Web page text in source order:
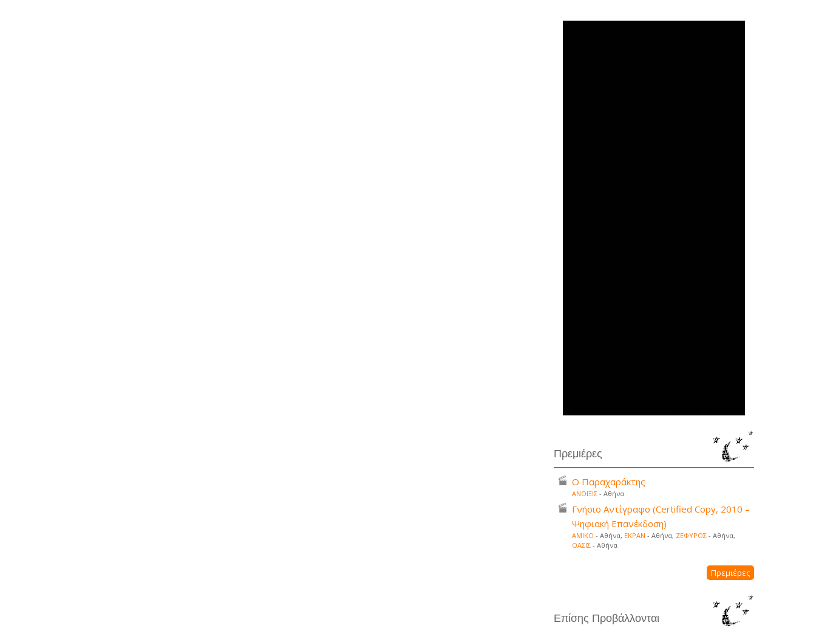
Πρεμιέρες
Ο Παραχαράκτης
ΑΝΟΙΞΙΣ - Αθήνα
Γνήσιο Αντίγραφο (Certified Copy, 2010 –
Ψηφιακή Επανέκδοση)
ΑΜΙΚΟ - Αθήνα, ΕΚΡΑΝ - Αθήνα, ΖΕΦΥΡΟΣ - Αθήνα,
ΟΑΣΙΣ - Αθήνα
Πρεμιέρες
Επίσης Προβάλλονται